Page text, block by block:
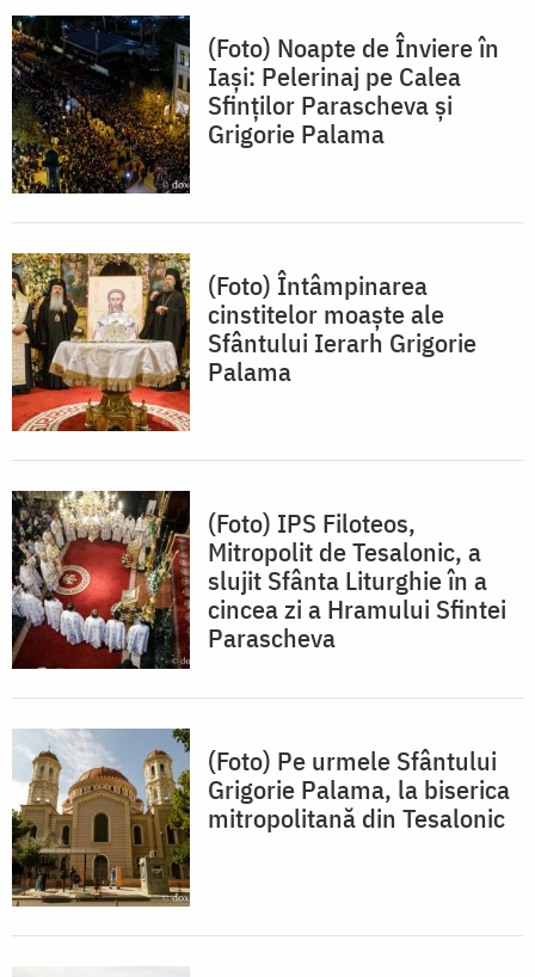
(Foto) Noapte de Înviere în
Iași: Pelerinaj pe Calea
Sfinților Parascheva și
Grigorie Palama
(Foto) Întâmpinarea
cinstitelor moaște ale
Sfântului Ierarh Grigorie
Palama
(Foto) IPS Filoteos,
Mitropolit de Tesalonic, a
slujit Sfânta Liturghie în a
cincea zi a Hramului Sfintei
Parascheva
(Foto) Pe urmele Sfântului
Grigorie Palama, la biserica
mitropolitană din Tesalonic